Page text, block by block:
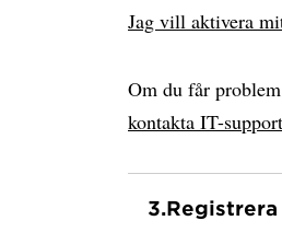
Jag vill aktivera
Om du får
kontakta IT-
3.